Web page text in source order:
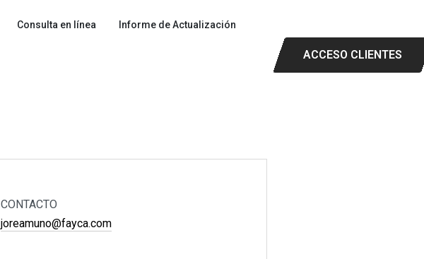
Consulta en línea Informe de Actualización
ACCESO CLIENTES
CONTACTO
joreamuno@fayca.com